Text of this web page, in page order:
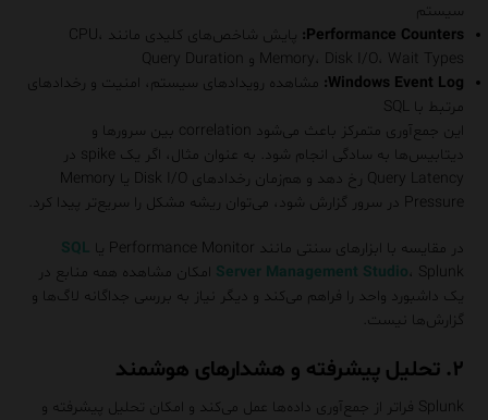
سیستم
Performance Counters:
پایش شاخص‌های کلیدی مانند CPU،
Memory، Disk I/O، Wait Types و Query Duration
Windows Event Log: مشاهده رویدادهای سیستم، امنیت و رخدادهای
مرتبط با SQL
این جمع‌آوری متمرکز باعث می‌شود correlation بین سرورها و
دیتابیس‌ها به سادگی انجام شود. به عنوان مثال، اگر یک spike در
Query Latency رخ دهد و هم‌زمان رخدادهای Disk I/O یا Memory
Pressure در سرور گزارش شود، می‌توان ریشه مشکل را سریع‌تر پیدا کرد.
در مقایسه با ابزارهای سنتی مانند Performance Monitor یا
SQL
Server Management Studio ، Splunk امکان مشاهده همه منابع در
یک داشبورد واحد را فراهم می‌کند و دیگر نیاز به بررسی جداگانه لاگ‌ها و
گزارش‌ها نیست.
۲. تحلیل پیشرفته و هشدارهای هوشمند
Splunk فراتر از جمع‌آوری داده‌ها عمل می‌کند و امکان تحلیل پیشرفته و